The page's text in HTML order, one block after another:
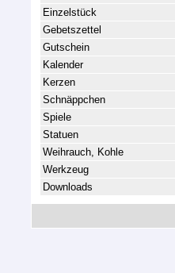
Einzelstück
Gebetszettel
Gutschein
Kalender
Kerzen
Schnäppchen
Spiele
Statuen
Weihrauch, Kohle
Werkzeug
Downloads